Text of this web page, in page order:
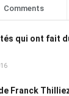
Comments
qui ont fait
Franck